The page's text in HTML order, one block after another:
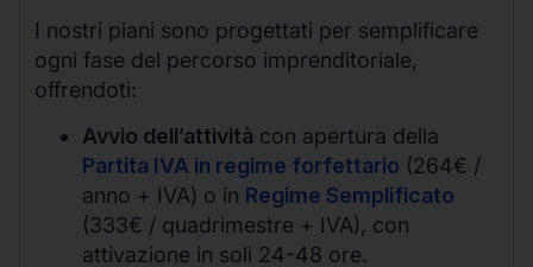
I nostri piani sono progettati per semplificare
ogni fase del percorso imprenditoriale,
offrendoti:
Avvio dell’attività con apertura della
Partita IVA in regime forfettario (264€ /
anno + IVA) o in Regime Semplificato
(333€ / quadrimestre + IVA), con
attivazione in soli 24-48 ore.